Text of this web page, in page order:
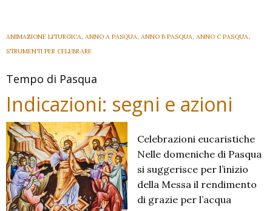
ANIMAZIONE LITURGICA, ANNO A PASQUA, ANNO B PASQUA, ANNO C PASQUA,
STRUMENTI PER CELEBRARE
Tempo di Pasqua
Indicazioni: segni e azioni
Celebrazioni eucaristiche
Nelle domeniche di Pasqua
si suggerisce per l’inizio
della Messa il rendimento
di grazie per l’acqua